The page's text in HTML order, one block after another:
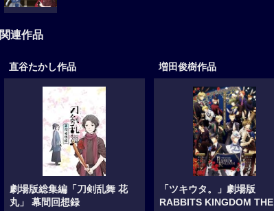
関連作品
直谷たかし作品
劇場版総集編「刀剣乱舞 花
丸」 幕間回想録
増田俊樹作品
「ツキウタ。」劇場版
RABBITS KINGDOM THE